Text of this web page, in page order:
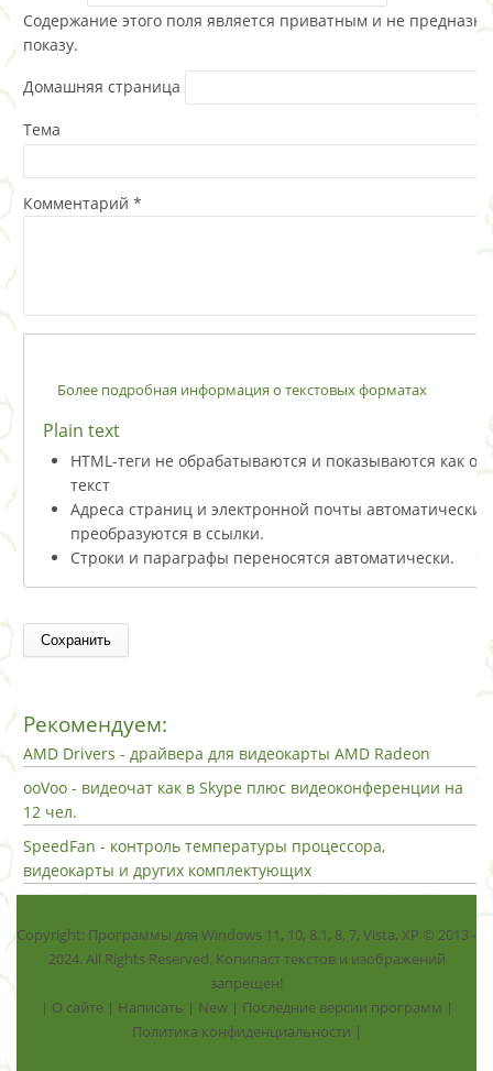
Содержание этого поля является приватным и не
показу.
Домашняя страница
Тема
Комментарий *
Более подробная информация о текстовых форматах
Plain text
HTML-теги не обрабатываются и показываются как
текст
Адреса страниц и электронной почты автоматически
преобразуются в ссылки.
Строки и параграфы переносятся автоматически.
Рекомендуем:
AMD Drivers - драйвера для видеокарты AMD Radeon
ooVoo - видеочат как в Skype плюс видеоконференции на
12 чел.
SpeedFan - контроль температуры процессора,
видеокарты и других комплектующих
Copyright: Программы для Windows 11, 10, 8.1, 8, 7, Vista, ХР © 2013 -
2024. All Rights Reserved. Копипаст текстов и изображений
запрещен!
| О сайте| Написать | New| Последние версии программ |
Политика конфиденциальности |